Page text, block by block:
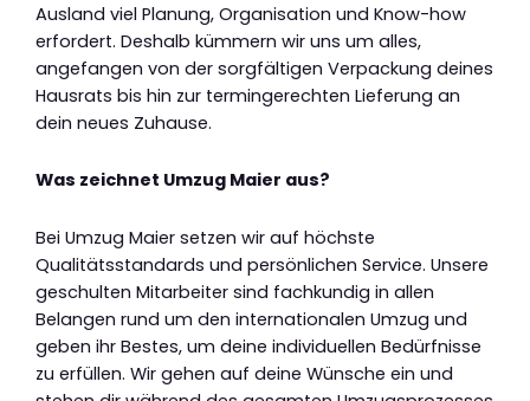
Ausland viel Planung, Organisation und Know-how
erfordert. Deshalb kümmern wir uns um alles,
angefangen von der sorgfältigen Verpackung deines
Hausrats bis hin zur termingerechten Lieferung an
dein neues Zuhause.
Was zeichnet Umzug Maier aus?
Bei Umzug Maier setzen wir auf höchste
Qualitätsstandards und persönlichen Service. Unsere
geschulten Mitarbeiter sind fachkundig in allen
Belangen rund um den internationalen Umzug und
geben ihr Bestes, um deine individuellen Bedürfnisse
zu erfüllen. Wir gehen auf deine Wünsche ein und